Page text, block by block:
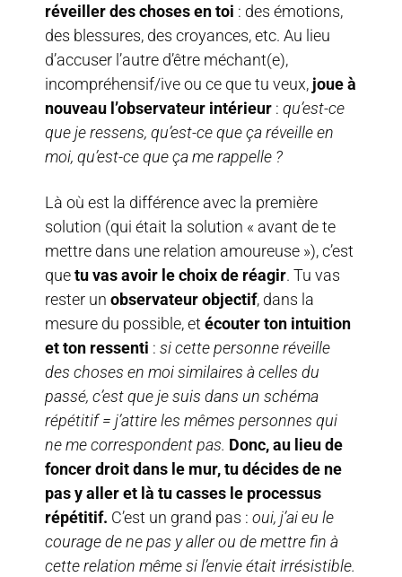
réveiller des choses en toi : des émotions,
des blessures, des croyances, etc. Au lieu
d’accuser l’autre d’être méchant(e),
incompréhensif/ive ou ce que tu veux, joue à
nouveau l’observateur intérieur : qu’est-ce
que je ressens, qu’est-ce que ça réveille en
moi, qu’est-ce que ça me rappelle ?
Là où est la différence avec la première
solution (qui était la solution « avant de te
mettre dans une relation amoureuse »), c’est
quetu vas avoir le choix de réagir. Tu vas
rester un observateur objectif, dans la
mesure du possible, et écouter ton intuition
et ton ressenti : si cette personne réveille
des choses en moi similaires à celles du
passé, c’est que je suis dans un schéma
répétitif = j’attire les mêmes personnes qui
ne me correspondent pas. Donc, au lieu de
foncer droit dans le mur, tu décides de ne
pas y aller et là tu casses le processus
répétitif. C’est un grand pas : oui, j’ai eu le
courage de ne pas y aller ou de mettre fin à
cette relation même si l’envie était irrésistible.